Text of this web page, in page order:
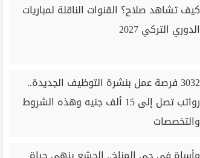
كيف تشاهد صلاح؟ القنوات الناقلة لمباريات
الدوري التركي 2027
3032 فرصة عمل بنشرة التوظيف الجديدة..
رواتب تصل إلى 15 ألف جنيه وهذه الشروط
والتخصصات